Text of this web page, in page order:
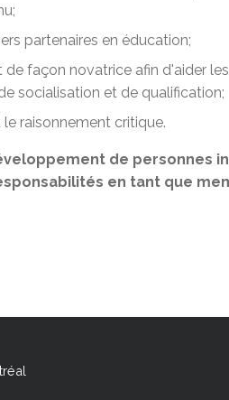
partenaires en éducation;
façon novatrice afin d'aider
socialisation et de qualification;
raisonnement critique.
de personnes
en tant que